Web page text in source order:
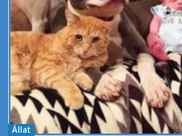
Állat